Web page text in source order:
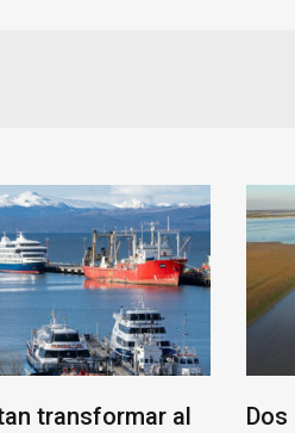
transformar al